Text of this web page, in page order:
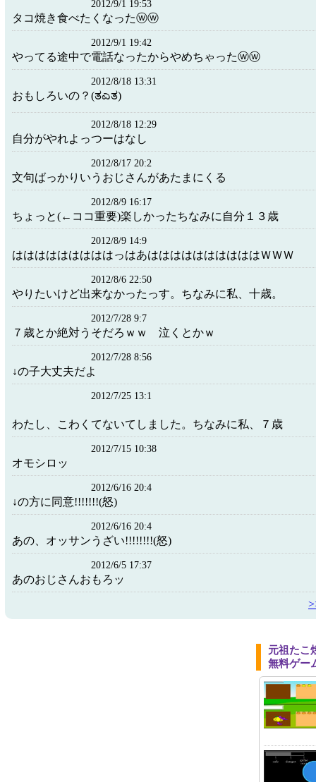
2012/9/1 19:53
タコ焼き食べたくなったⓦⓦ
2012/9/1 19:42
やってる途中で電話なったからやめちゃったⓦⓦ
2012/8/18 13:31
おもしろいの？(ತಎತ)
2012/8/18 12:29
自分がやれよっつーはなし
2012/8/17 20:2
文句ばっかりいうおじさんがあたまにくる
2012/8/9 16:17
ちょっと(←ココ重要)楽しかったちなみに自分１３歳
2012/8/9 14:9
はははははははははっはあははははははははははＷＷＷ
2012/8/6 22:50
やりたいけど出来なかったっす。ちなみに私、十歳。
2012/7/28 9:7
７歳とか絶対うそだろｗｗ 泣くとかｗ
2012/7/28 8:56
↓の子大丈夫だよ
2012/7/25 13:1
わたし、こわくてないてしました。ちなみに私、７歳
2012/7/15 10:38
オモシロッ
2012/6/16 20:4
↓の方に同意!!!!!!!(怒)
2012/6/16 20:4
あの、オッサンうざい!!!!!!!!(怒)
2012/6/5 17:37
あのおじさんおもろッ
元祖たこ
無料ゲー